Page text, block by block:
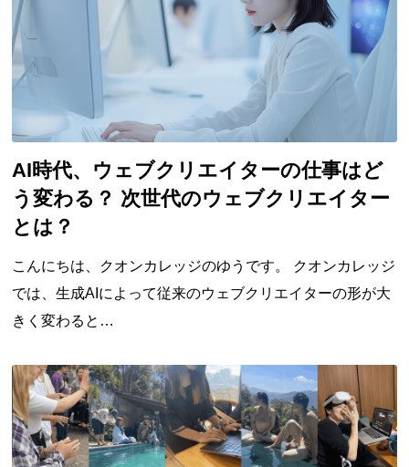
AI時代、ウェブクリエイターの仕事はど
う変わる？ 次世代のウェブクリエイター
とは？
こんにちは、クオンカレッジのゆうです。 クオンカレッジ
では、生成AIによって従来のウェブクリエイターの形が大
きく変わると…